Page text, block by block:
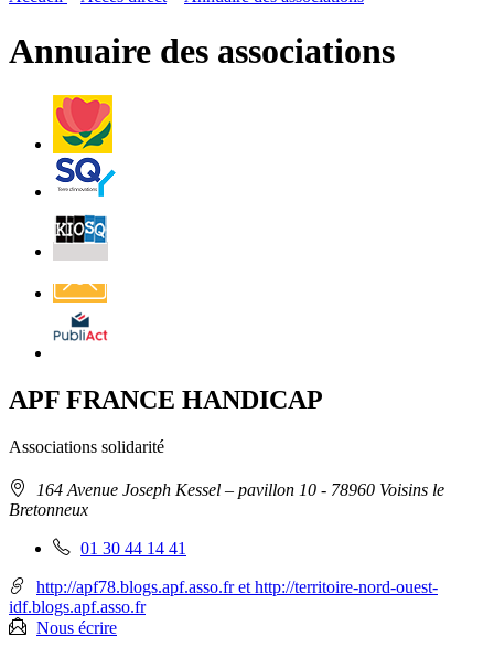
page
Annuaire des associations
Villes
et
Villages
Fleuris
Saint-
Quentin
Billetterie
Affichage
légal
APF FRANCE HANDICAP
Associations solidarité
Adresse
:
164 Avenue Joseph Kessel – pavillon 10 - 78960 Voisins le
Bretonneux
Téléphone
:
01 30 44 14 41
http://apf78.blogs.apf.asso.fr et http://territoire-nord-ouest-
idf.blogs.apf.asso.fr
Nous écrire